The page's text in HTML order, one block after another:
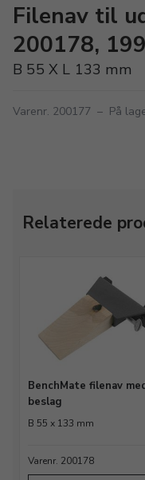
Filenav til
200178,
B 55 X L 133 mm
Varenr. 200177 – På
Relaterede
BenchMate filenav
beslag
B 55 x 133 mm
Varenr. 200178